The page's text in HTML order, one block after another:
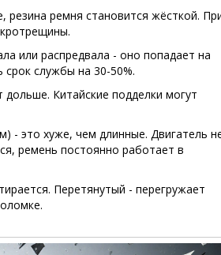
резина ремня становится жёсткой.
или распредвала - оно попадает на
службы на 30-50%.
Китайские подделки могут
- это хуже, чем длинные. Двигатель
ремень постоянно работает в
Перетянутый - перегружает